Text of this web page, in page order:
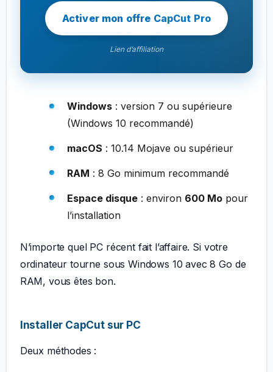
Activer mon offre CapCut Pro
Lien d’affiliation
Windows: version 7 ou supérieure
(Windows 10 recommandé)
macOS : 10.14 Mojave ou supérieur
RAM : 8 Go minimum recommandé
Espace disque: environ 600 Mopour
l’installation
N’importe quel PC récent fait l’affaire. Si votre
ordinateur tourne sous Windows 10 avec 8 Go de
RAM, vous êtes bon.
Installer CapCut sur PC
Deux méthodes :